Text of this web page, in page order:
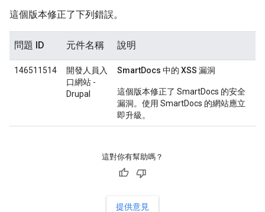
這個版本修正了下列錯誤。
問題 ID 元件名稱 說明
146511514
開發人員入
口網站 -
Drupal
SmartDocs 中的 XSS 漏洞
這個版本修正了 SmartDocs 的安全
漏洞。使用 SmartDocs 的網站應立
即升級。
這對你有幫助嗎？
提供意見